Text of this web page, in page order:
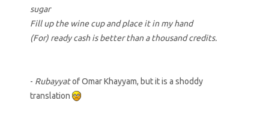
sugar
Fill up the wine cup and place it in my hand
(For) ready cash is better than a thousand credits.
- Rubayyatof Omar Khayyam, but it is a shoddy
translation